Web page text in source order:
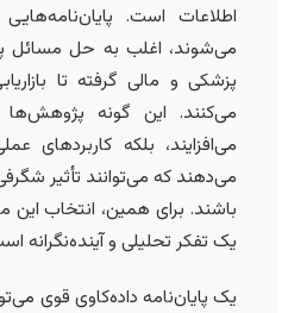
اطلاعات است. پایان‌نامه‌هایی که
می‌شوند، اغلب به حل مسائل
پزشکی و مالی گرفته تا بازاریابی
می‌کنند. این گونه پژوهش‌ها نه
می‌افزایند، بلکه کاربردهای عملی و
می‌دهند که می‌توانند تأثیر شگرفی
باشند. برای همین، انتخاب این
یک تفکر تحلیلی و آینده‌نگرانه است.
یک پایان‌نامه داده‌کاوی قوی